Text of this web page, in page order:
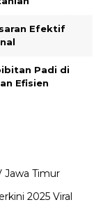
Efektif
Padi di
Efisien
Jawa Timur
2025 Viral